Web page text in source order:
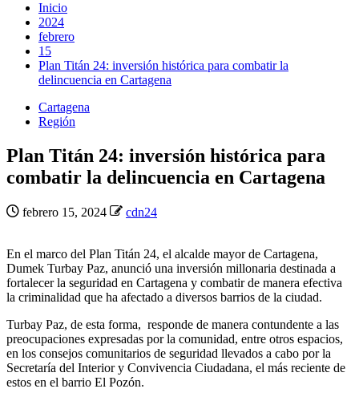
Inicio
2024
febrero
15
Plan Titán 24: inversión histórica para combatir la
delincuencia en Cartagena
Cartagena
Región
Plan Titán 24: inversión histórica para
combatir la delincuencia en Cartagena
febrero 15, 2024 cdn24
En el marco del Plan Titán 24, el alcalde mayor de Cartagena,
Dumek Turbay Paz, anunció una inversión millonaria destinada a
fortalecer la seguridad en Cartagena y combatir de manera efectiva
la criminalidad que ha afectado a diversos barrios de la ciudad.
Turbay Paz, de esta forma, responde de manera contundente a las
preocupaciones expresadas por la comunidad, entre otros espacios,
en los consejos comunitarios de seguridad llevados a cabo por la
Secretaría del Interior y Convivencia Ciudadana, el más reciente de
estos en el barrio El Pozón.